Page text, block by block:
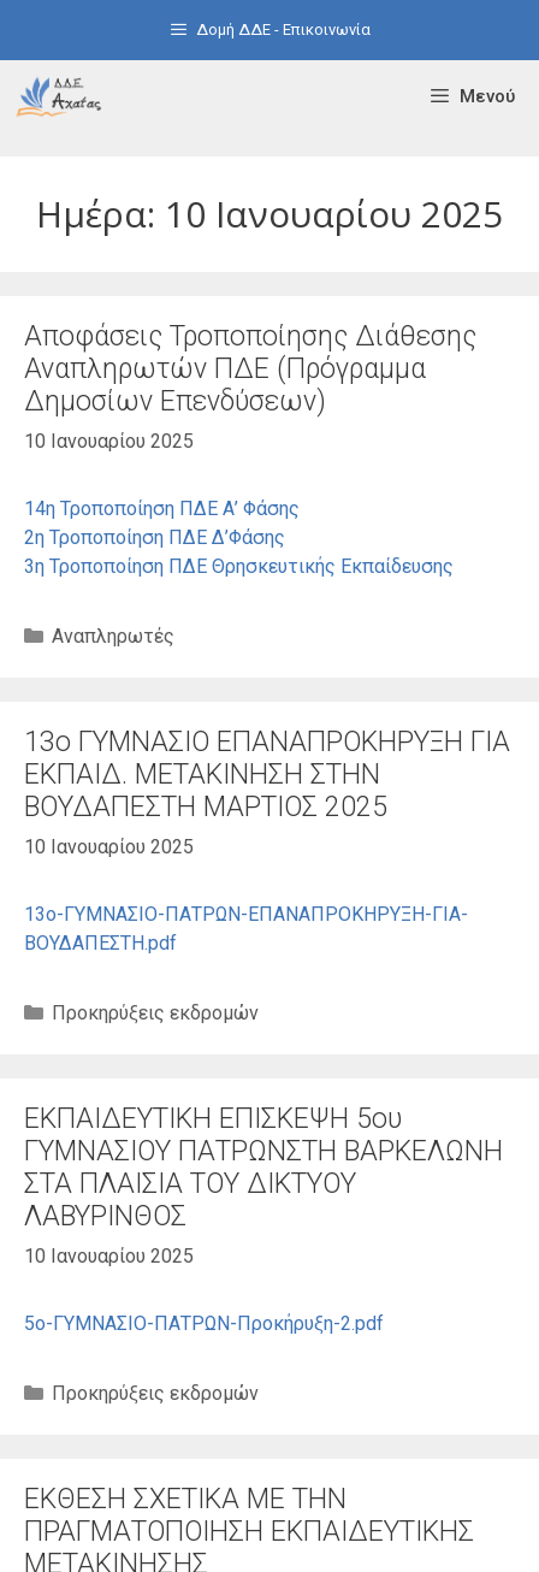
Δομή ΔΔΕ - Επικοινωνία
Μενού
Ημέρα: 10 Ιανουαρίου 2025
Αποφάσεις Τροποποίησης Διάθεσης
Αναπληρωτών ΠΔΕ (Πρόγραμμα
Δημοσίων Επενδύσεων)
10 Ιανουαρίου 2025
14η Τροποποίηση ΠΔΕ Α’ Φάσης
2η Τροποποίηση ΠΔΕ Δ’Φάσης
3η Τροποποίηση ΠΔΕ Θρησκευτικής Εκπαίδευσης
Κατηγορίες
Αναπληρωτές
13ο ΓΥΜΝΑΣΙΟ ΕΠΑΝΑΠΡΟΚΗΡΥΞΗ ΓΙΑ
ΕΚΠΑΙΔ. ΜΕΤΑΚΙΝΗΣΗ ΣΤΗΝ
ΒΟΥΔΑΠΕΣΤΗ ΜΑΡΤΙΟΣ 2025
10 Ιανουαρίου 2025
13ο-ΓΥΜΝΑΣΙΟ-ΠΑΤΡΩΝ-ΕΠΑΝΑΠΡΟΚΗΡΥΞΗ-ΓΙΑ-
ΒΟΥΔΑΠΕΣΤΗ.pdf
Κατηγορίες
Προκηρύξεις εκδρομών
ΕΚΠΑΙΔΕΥΤΙΚΗ ΕΠΙΣΚΕΨΗ 5ου
ΓΥΜΝΑΣΙΟΥ ΠΑΤΡΩΝΣΤΗ ΒΑΡΚΕΛΩΝΗ
ΣΤΑ ΠΛΑΙΣΙΑ ΤΟΥ ΔΙΚΤΥΟΥ
ΛΑΒΥΡΙΝΘΟΣ
10 Ιανουαρίου 2025
5ο-ΓΥΜΝΑΣΙΟ-ΠΑΤΡΩΝ-Προκήρυξη-2.pdf
Κατηγορίες
Προκηρύξεις εκδρομών
ΕΚΘΕΣΗ ΣΧΕΤΙΚΑ ΜΕ ΤΗΝ
ΠΡΑΓΜΑΤΟΠΟΙΗΣΗ ΕΚΠΑΙΔΕΥΤΙΚΗΣ
ΜΕΤΑΚΙΝΗΣΗΣ